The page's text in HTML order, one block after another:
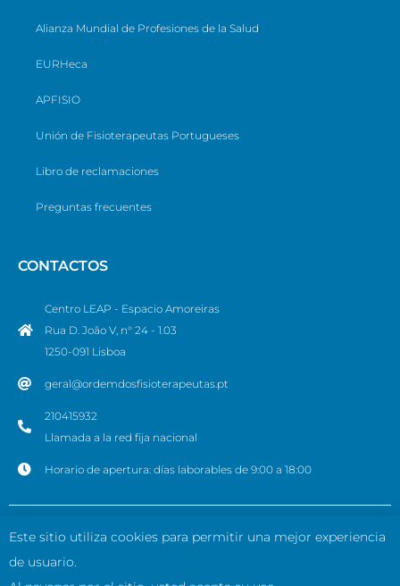
Alianza Mundial de Profesiones de la Salud
EURHeca
APFISIO
Unión de Fisioterapeutas Portugueses
Libro de reclamaciones
Preguntas frecuentes
CONTACTOS
Centro LEAP - Espacio Amoreiras
Rua D. João V, n° 24 - 1.03
1250-091 Lisboa
geral@ordemdosfisioterapeutas.pt
210415932
Llamada a la red fija nacional
Horario de apertura: días laborables de 9:00 a 18:00
© Ordem dos Fisioterapeutas. Todos los derechos reservados.
Este sitio utiliza cookies para permitir una mejor experiencia
de usuario.